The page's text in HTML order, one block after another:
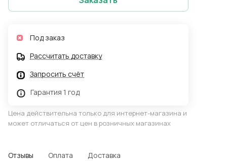
Под заказ
Рассчитать доставку
Запросить счёт
Гарантия 1 год
Цена действительна только для интернет-магазина и
может отличаться от цен в розничных магазинах
Отзывы Оплата Доставка